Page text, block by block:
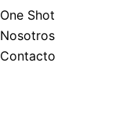
One Shot
Nosotros
Contacto